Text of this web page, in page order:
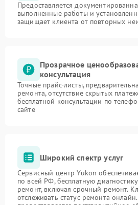
Предоставляется
выполненные работы и
защищает клиента от повторных
Прозрачное
консультация
Точные прайс-листы,
ремонта, отсутствие скрытых
бесплатной консультации по
сайте
Широкий спектр услуг
Сервисный центр Yukon
по всей РФ, бесплатную
ремонт, включая срочный ремонт.
отслеживать статус ремонта